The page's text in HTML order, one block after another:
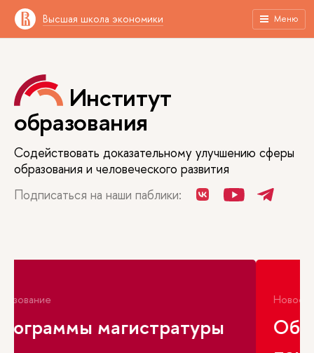
Высшая школа экономики Меню
Институт
образования
Содействовать доказательному улучшению сферы
образования и человеческого развития
Подписаться на наши паблики:
Новости
Образование в условиях